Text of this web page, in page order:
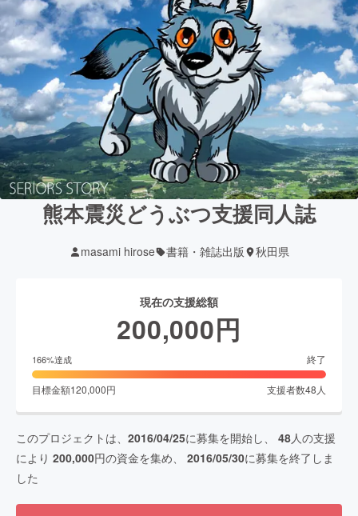
熊本震災どうぶつ支援同人誌
masami hirose 書籍・雑誌出版 秋田県
現在の支援総額
200,000円
166%達成 終了
目標金額120,000円 支援者数48 人
このプロジェクトは、 2016/04/25に募集を開始し、 48人の支援
により 200,000円の資金を集め、 2016/05/30に募集を終了しま
した